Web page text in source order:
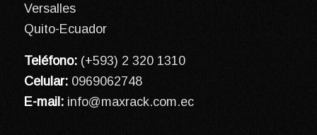
Versalles
Quito-Ecuador
Teléfono:(+593) 2 320 1310
Celular:0969062748
E-mail:info@maxrack.com.ec